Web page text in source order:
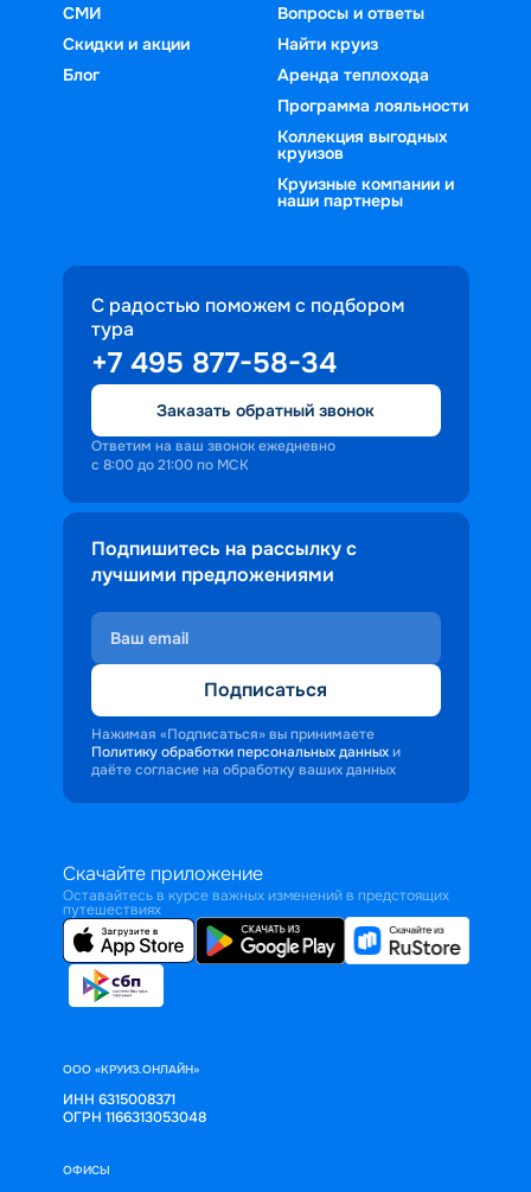
СМИ
Скидки и акции
Блог
Вопросы и ответы
Найти круиз
Аренда теплохода
Программа лояльности
Коллекция выгодных
круизов
Круизные компании и
наши партнеры
С радостью поможем с подбором
тура
+7 495 877-58-34
Заказать обратный звонок
Ответим на ваш звонок ежедневно
с 8:00 до 21:00 по МСК
Подпишитесь на рассылку с
лучшими предложениями
Подписаться
Нажимая «Подписаться» вы принимаете
Политику обработки персональных данных и
даёте согласие на обработку ваших данных
Скачайте приложение
Оставайтесь в курсе важных изменений в предстоящих
путешествиях
ООО «КРУИЗ.ОНЛАЙН»
ИНН 6315008371
ОГРН 1166313053048
ОФИСЫ